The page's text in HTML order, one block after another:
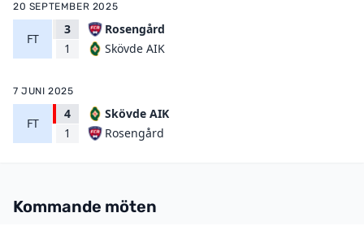
20 SEPTEMBER 2025
FT
3
1
Rosengård
Skövde AIK
7 JUNI 2025
FT
4
1
Skövde AIK
Rosengård
Kommande möten